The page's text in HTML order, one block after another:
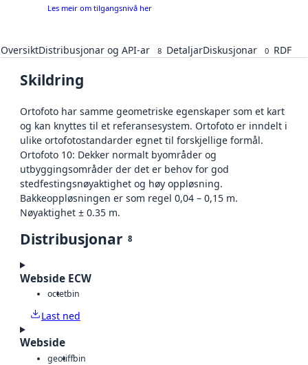
Les meir om tilgangsnivå her
OversiktDistribusjonar og API-ar 8 DetaljarDiskusjonar 0 RDF
Skildring
Ortofoto har samme geometriske egenskaper som et kart
og kan knyttes til et referansesystem. Ortofoto er inndelt i
ulike ortofotostandarder egnet til forskjellige formål.
Ortofoto 10: Dekker normalt byområder og
utbyggingsområder der det er behov for god
stedfestingsnøyaktighet og høy oppløsning.
Bakkeoppløsningen er som regel 0,04 – 0,15 m.
Nøyaktighet ± 0.35 m.
Distribusjonar 8
Webside ECW
octetbin
Last ned
Webside
geotiffbin